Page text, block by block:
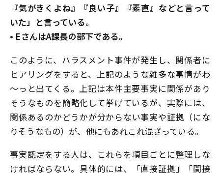
『気がきくよね』『良い子』『素直』などと言って
いた」と言っている。
• EさんはA課長の部下である。
このように、ハラスメント事件が発生し、関係者に
ヒアリングをすると、上記のような雑多な事情がわ
～っと出てくる。上記は本件主要事実に関係があり
そうなものを簡略化して挙げているが、実際には、
関係あるのかどうかが分からない事実や証拠（にな
りそうなもの）が、他にもあれこれ混ざっている。
事実認定をする人は、これらを項目ごとに整理しな
ければならない。具体的には、「直接証拠」「間接